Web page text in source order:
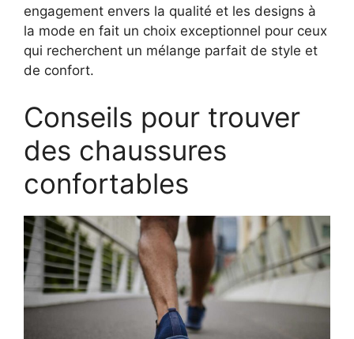
engagement envers la qualité et les designs à
la mode en fait un choix exceptionnel pour ceux
qui recherchent un mélange parfait de style et
de confort.
Conseils pour trouver
des chaussures
confortables